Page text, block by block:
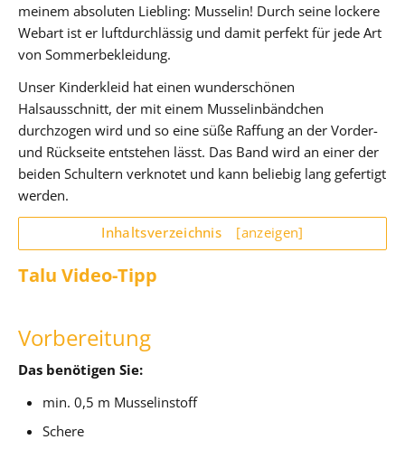
meinem absoluten Liebling: Musselin! Durch seine lockere
Webart ist er luftdurchlässig und damit perfekt für jede Art
von Sommerbekleidung.
Unser Kinderkleid hat einen wunderschönen
Halsausschnitt, der mit einem Musselinbändchen
durchzogen wird und so eine süße Raffung an der Vorder-
und Rückseite entstehen lässt. Das Band wird an einer der
beiden Schultern verknotet und kann beliebig lang gefertigt
werden.
Inhaltsverzeichnis [anzeigen]
Talu Video-Tipp
Vorbereitung
Das benötigen Sie:
min. 0,5 m Musselinstoff
Schere